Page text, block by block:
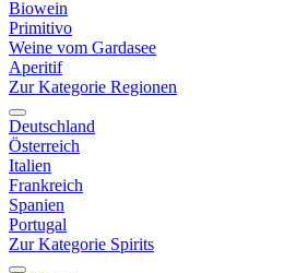
Biowein
Primitivo
Weine vom Gardasee
Aperitif
Zur Kategorie Regionen
Deutschland
Österreich
Italien
Frankreich
Spanien
Portugal
Zur Kategorie Spirits